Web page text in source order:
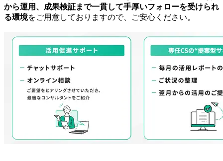
から運用、成果検証まで一貫して手厚いフォローを受けられ
る環境をご用意しておりますので、ご安心ください。